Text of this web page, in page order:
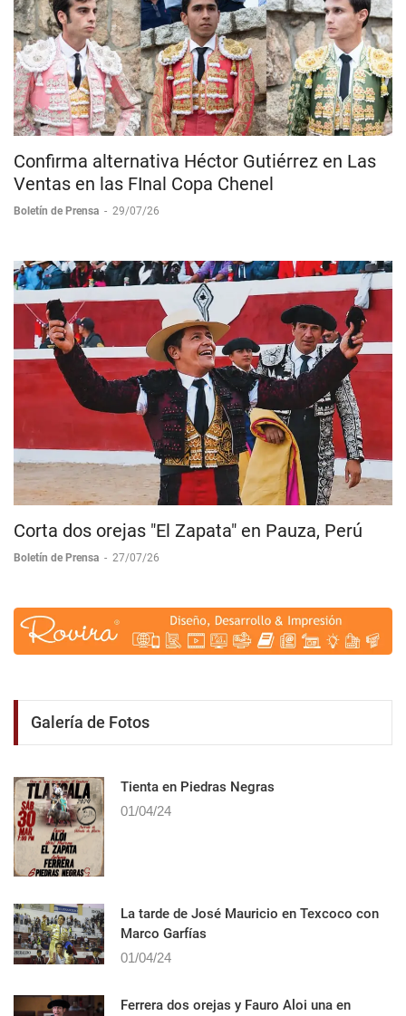
Confirma alternativa Héctor Gutiérrez en Las
Ventas en las FInal Copa Chenel
Boletín de Prensa - 29/07/26
Corta dos orejas "El Zapata" en Pauza, Perú
Boletín de Prensa - 27/07/26
Galería de Fotos
Tienta en Piedras Negras
01/04/24
La tarde de José Mauricio en Texcoco con
Marco Garfías
01/04/24
Ferrera dos orejas y Fauro Aloi una en